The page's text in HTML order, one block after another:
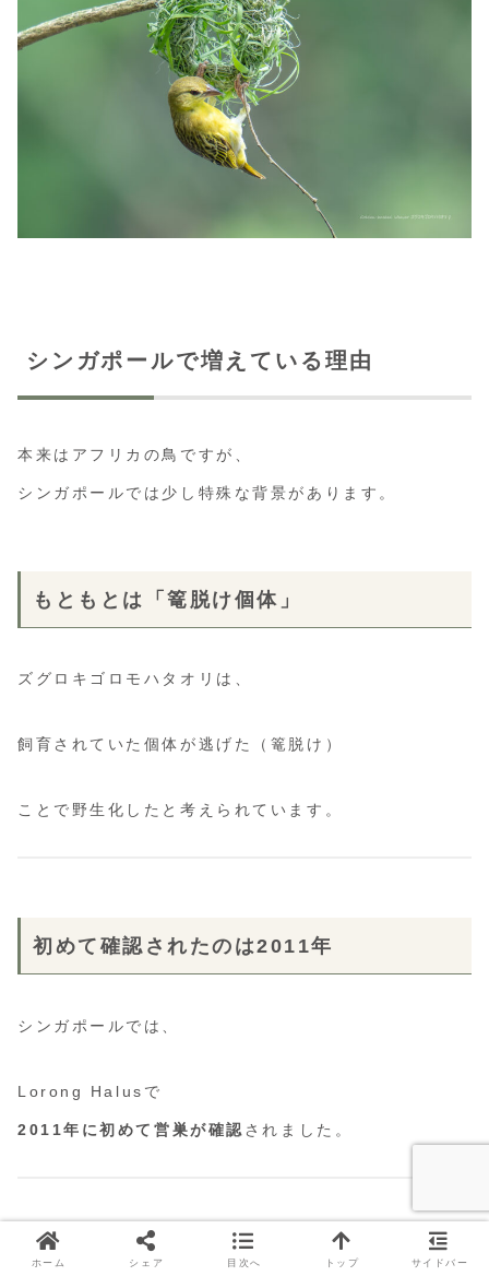
シンガポールで増えている理由
本来はアフリカの鳥ですが、
シンガポールでは少し特殊な背景があります。
もともとは「篭脱け個体」
ズグロキゴロモハタオリは、
飼育されていた個体が逃げた（篭脱け）
ことで野生化したと考えられています。
初めて確認されたのは2011年
シンガポールでは、
Lorong Halusで
2011年に初めて営巣が確認 されました。
そこから急速に増加
ホーム シェア 目次へ トップ サイドバー